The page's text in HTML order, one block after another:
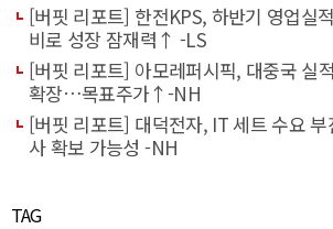
[버핏 리포트] 한전KPS, 하반기 영업실
비로 성장 잠재력↑ -LS
[버핏 리포트] 아모레퍼시픽, 대중국 실
확장…목표주가↑-NH
[버핏 리포트] 대덕전자, IT 세트 수요
사 확보 가능성 -NH
TAG